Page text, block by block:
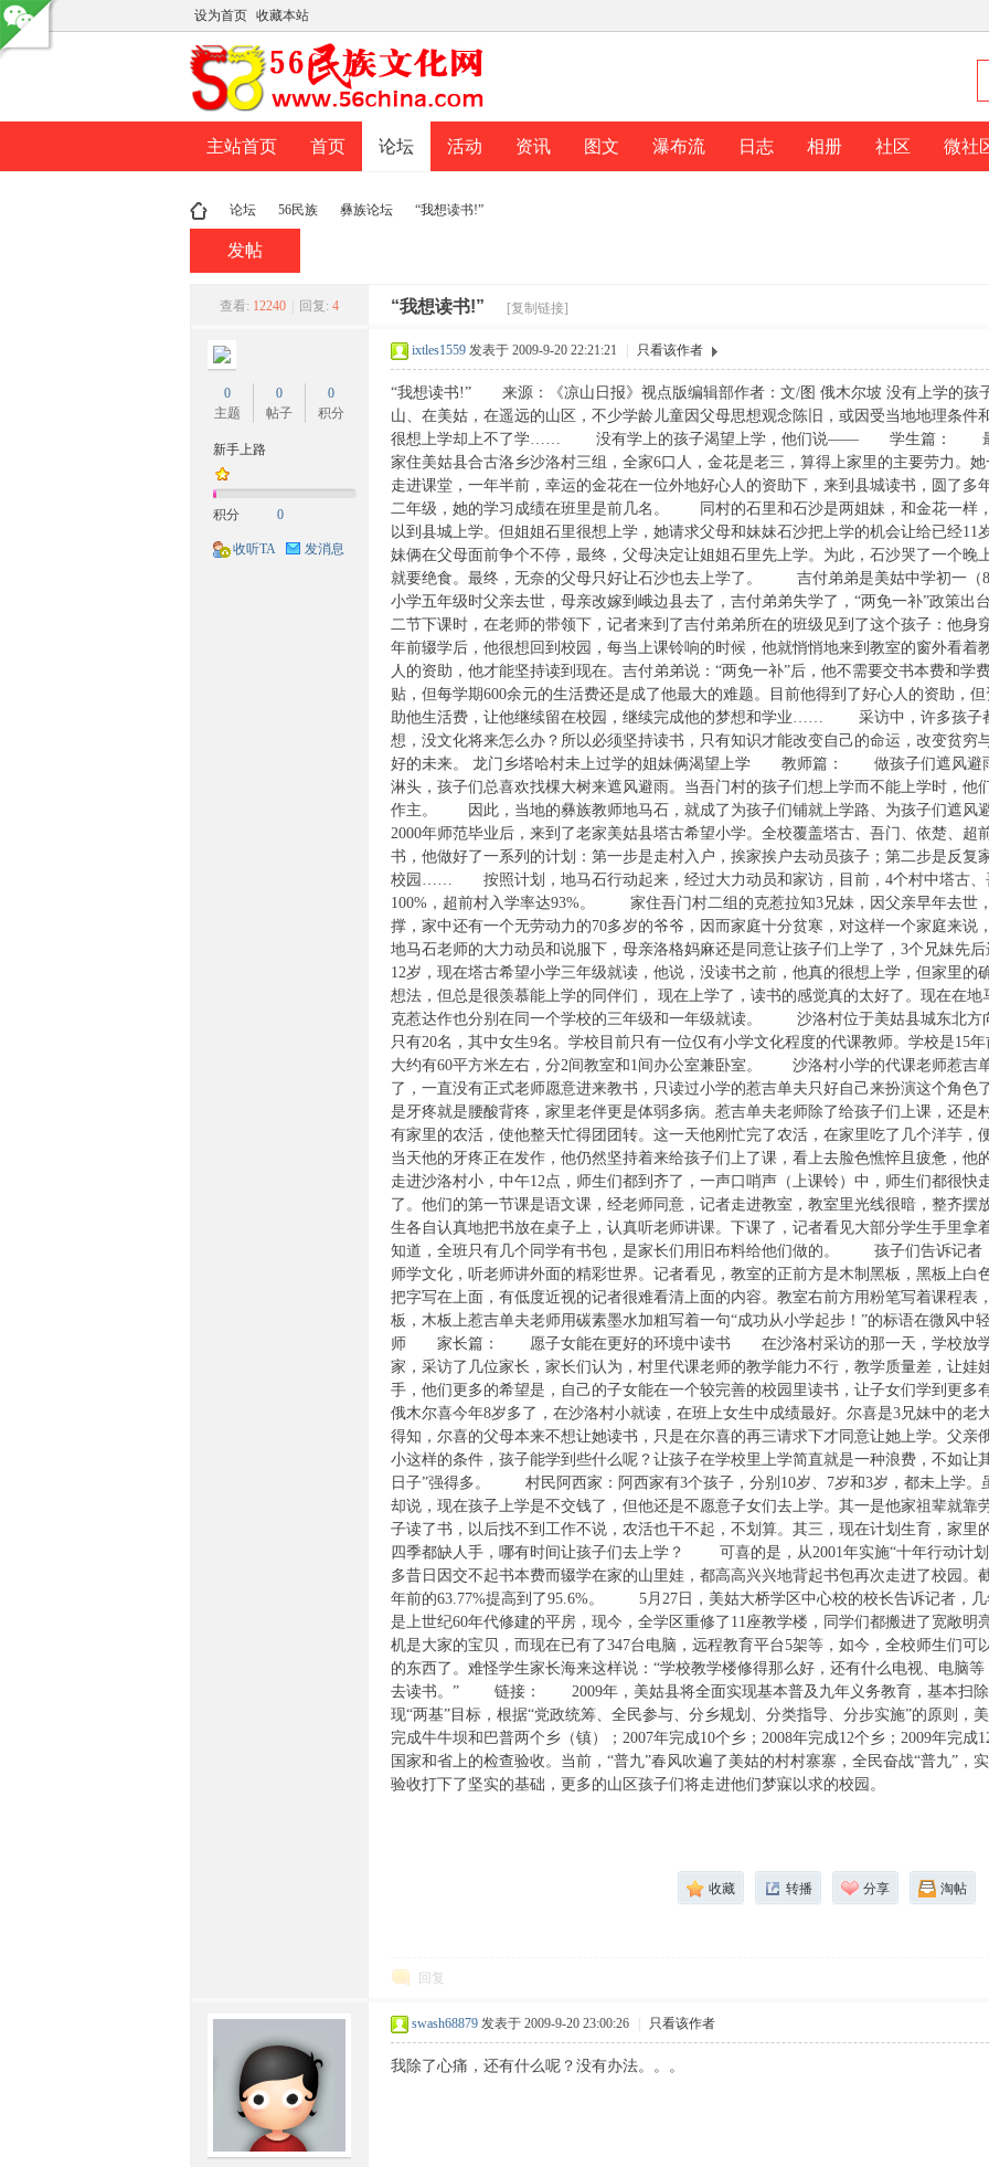
设为首页 收藏本站
主站首页 首页 论坛 活动 资讯 图文 瀑布流 日志 相册 社区 微社
论坛
›
56民族
›
彝族论坛
›
“我想读书!”
发帖
查看: 12240 回复: 4 “我想读书!” [复制链接]
0
主题
0
帖子
0
积分
新手上路
积分 0
收听TA 发消息
ixtles1559 发表于 2009-9-20 22:21:21 只看该作者
“我想读书!” 来源：《凉山日报》视点版编辑部作者：文/图 俄木尔坡 没有上学的
山、在美姑，在遥远的山区，不少学龄儿童因父母思想观念陈旧，或因受当地地理条件
很想上学却上不了学…… 没有学上的孩子渴望上学，他们说—— 学生篇： 最
家住美姑县合古洛乡沙洛村三组，全家6口人，金花是老三，算得上家里的主要劳力。
走进课堂，一年半前，幸运的金花在一位外地好心人的资助下，来到县城读书，圆了多
二年级，她的学习成绩在班里是前几名。 同村的石里和石沙是两姐妹，和金花一样
以到县城上学。但姐姐石里很想上学，她请求父母和妹妹石沙把上学的机会让给已经11
妹俩在父母面前争个不停，最终，父母决定让姐姐石里先上学。为此，石沙哭了一个晚
就要绝食。最终，无奈的父母只好让石沙也去上学了。 吉付弟弟是美姑中学初一（8
小学五年级时父亲去世，母亲改嫁到峨边县去了，吉付弟弟失学了，“两免一补”政策出
二节下课时，在老师的带领下，记者来到了吉付弟弟所在的班级见到了这个孩子：他身
年前辍学后，他很想回到校园，每当上课铃响的时候，他就悄悄地来到教室的窗外看着
人的资助，他才能坚持读到现在。吉付弟弟说：“两免一补”后，他不需要交书本费和学
贴，但每学期600余元的生活费还是成了他最大的难题。目前他得到了好心人的资助，
助他生活费，让他继续留在校园，继续完成他的梦想和学业…… 采访中，许多孩子
想，没文化将来怎么办？所以必须坚持读书，只有知识才能改变自己的命运，改变贫穷
好的未来。 龙门乡塔哈村未上过学的姐妹俩渴望上学 教师篇： 做孩子们遮风
淋头，孩子们总喜欢找棵大树来遮风避雨。当吾门村的孩子们想上学而不能上学时，他
作主。 因此，当地的彝族教师地马石，就成了为孩子们铺就上学路、为孩子们遮
2000年师范毕业后，来到了老家美姑县塔古希望小学。全校覆盖塔古、吾门、依楚、超
书，他做好了一系列的计划：第一步是走村入户，挨家挨户去动员孩子；第二步是反复
校园…… 按照计划，地马石行动起来，经过大力动员和家访，目前，4个村中塔古、
100%，超前村入学率达93%。 家住吾门村二组的克惹拉知3兄妹，因父亲早年去世
撑，家中还有一个无劳动力的70多岁的爷爷，因而家庭十分贫寒，对这样一个家庭来说
地马石老师的大力动员和说服下，母亲洛格妈麻还是同意让孩子们上学了，3个兄妹先
12岁，现在塔古希望小学三年级就读，他说，没读书之前，他真的很想上学，但家里的
想法，但总是很羡慕能上学的同伴们， 现在上学了，读书的感觉真的太好了。现在在
克惹达作也分别在同一个学校的三年级和一年级就读。 沙洛村位于美姑县城东北方
只有20名，其中女生9名。学校目前只有一位仅有小学文化程度的代课教师。学校是15
大约有60平方米左右，分2间教室和1间办公室兼卧室。 沙洛村小学的代课老师惹吉
了，一直没有正式老师愿意进来教书，只读过小学的惹吉单夫只好自己来扮演这个
是牙疼就是腰酸背疼，家里老伴更是体弱多病。惹吉单夫老师除了给孩子们上课，还是
有家里的农活，使他整天忙得团团转。这一天他刚忙完了农活，在家里吃了几个洋芋，
当天他的牙疼正在发作，他仍然坚持着来给孩子们上了课，看上去脸色憔悴且疲惫
走进沙洛村小，中午12点，师生们都到齐了，一声口哨声（上课铃）中，师生们都很快
了。他们的第一节课是语文课，经老师同意，记者走进教室，教室里光线很暗，整齐摆
生各自认真地把书放在桌子上，认真听老师讲课。下课了，记者看见大部分学生手里拿
知道，全班只有几个同学有书包，是家长们用旧布料给他们做的。 孩子们告诉记者
师学文化，听老师讲外面的精彩世界。记者看见，教室的正前方是木制黑板，黑板上白
把字写在上面，有低度近视的记者很难看清上面的内容。教室右前方用粉笔写着课程表
板，木板上惹吉单夫老师用碳素墨水加粗写着一句“成功从小学起步！”的标语在微风中
师 家长篇： 愿子女能在更好的环境中读书 在沙洛村采访的那一天，学校放学
家，采访了几位家长，家长们认为，村里代课老师的教学能力不行，教学质量差，让娃
手，他们更多的希望是，自己的子女能在一个较完善的校园里读书，让子女们学到更
俄木尔喜今年8岁多了，在沙洛村小就读，在班上女生中成绩最好。尔喜是3兄妹中的老
得知，尔喜的父母本来不想让她读书，只是在尔喜的再三请求下才同意让她上学。父亲
小这样的条件，孩子能学到些什么呢？让孩子在学校里上学简直就是一种浪费，不如让
日子”强得多。 村民阿西家：阿西家有3个孩子，分别10岁、7岁和3岁，都未上学。
却说，现在孩子上学是不交钱了，但他还是不愿意子女们去上学。其一是他家祖辈就靠
子读了书，以后找不到工作不说，农活也干不起，不划算。其三，现在计划生育，家里
四季都缺人手，哪有时间让孩子们去上学？ 可喜的是，从2001年实施“十年行动计划
多昔日因交不起书本费而辍学在家的山里娃，都高高兴兴地背起书包再次走进了校园。
年前的63.77%提高到了95.6%。 5月27日，美姑大桥学区中心校的校长告诉记者，几
是上世纪60年代修建的平房，现今，全学区重修了11座教学楼，同学们都搬进了宽敞明
机是大家的宝贝，而现在已有了347台电脑，远程教育平台5架等，如今，全校师生们可
的东西了。难怪学生家长海来这样说：“学校教学楼修得那么好，还有什么电视、电脑
去读书。” 链接： 2009年，美姑县将全面实现基本普及九年义务教育，基本扫
现“两基”目标，根据“党政统筹、全民参与、分乡规划、分类指导、分步实施”的原则，
完成牛牛坝和巴普两个乡（镇）；2007年完成10个乡；2008年完成12个乡；2009年完
国家和省上的检查验收。当前，“普九”春风吹遍了美姑的村村寨寨，全民奋战“普九”，
验收打下了坚实的基础，更多的山区孩子们将走进他们梦寐以求的校园。
收藏 转播 分享 淘帖
回复
swash68879 发表于 2009-9-20 23:00:26 只看该作者
我除了心痛，还有什么呢？没有办法。。。